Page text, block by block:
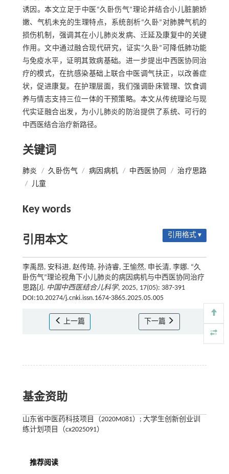
诱因。本文立足于中医“久卧伤气”理论并结合小儿脏腑娇
嫩、气机未充的生理特点，系统剖析“久卧”对肺脾气机的
损伤机制，强调其在小儿肺炎发病、迁延及康复中的关键
作用。文中通过融合现代研究，证实“久卧”可降低肺功能
与免疫水平，证明其致病基础。进一步提出中西医协同治
疗的模式，在抗感染基础上联合中医调气扶正，以改善症
状，促进康复。在护理层面，我们强调卧床管理、饮食调
养与情志支持三位一体的干预策略。本文从传统理论与现
代实证融合出发，为小儿肺炎的防治提供了系统、可行的
中西医结合治疗新路径。
关键词
肺炎 / 久卧伤气 / 病因病机 / 中西医协同 / 治疗思路
/
儿童
Key words
引用本文 引用格式 ▾
李禹昂, 安科进, 赵传琦, 孙诗睿, 王愉然, 申长清, 李娜. “久
卧伤气”理论视角下小儿肺炎的病因病机与中西医协同治疗
思路[J]. 中国中西医结合儿科学, 2025, 17(05): 387-391
DOI:10.20274/j.cnki.issn.1674-3865.2025.05.005
上一篇 下一篇
基金资助
山东省中医药科技项目（2020M081）; 大学生创新创业训
练计划项目（cx2025091）